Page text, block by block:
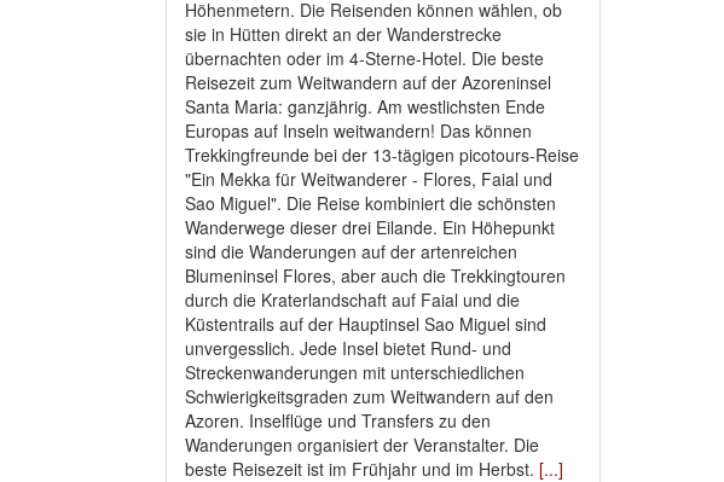
Höhenmetern. Die Reisenden können wählen, ob
sie in Hütten direkt an der Wanderstrecke
übernachten oder im 4-Sterne-Hotel. Die beste
Reisezeit zum Weitwandern auf der Azoreninsel
Santa Maria: ganzjährig. Am westlichsten Ende
Europas auf Inseln weitwandern! Das können
Trekkingfreunde bei der 13-tägigen picotours-Reise
"Ein Mekka für Weitwanderer - Flores, Faial und
Sao Miguel". Die Reise kombiniert die schönsten
Wanderwege dieser drei Eilande. Ein Höhepunkt
sind die Wanderungen auf der artenreichen
Blumeninsel Flores, aber auch die Trekkingtouren
durch die Kraterlandschaft auf Faial und die
Küstentrails auf der Hauptinsel Sao Miguel sind
unvergesslich. Jede Insel bietet Rund- und
Streckenwanderungen mit unterschiedlichen
Schwierigkeitsgraden zum Weitwandern auf den
Azoren. Inselflüge und Transfers zu den
Wanderungen organisiert der Veranstalter. Die
beste Reisezeit ist im Frühjahr und im Herbst. [...]